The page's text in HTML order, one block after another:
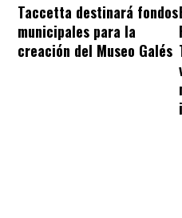
Taccetta destinará fondos
municipales para la
creación del Museo Galés